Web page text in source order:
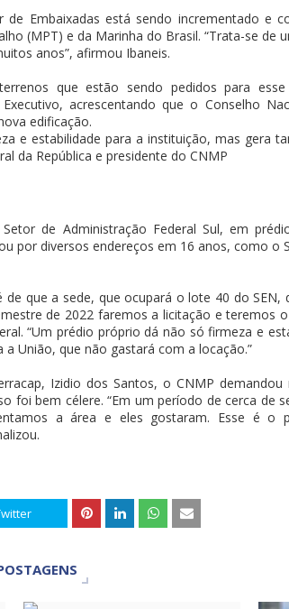
de Embaixadas está sendo incrementado e
(MPT) e da Marinha do Brasil. “Trata-se de
anos”, afirmou Ibaneis.
que estão sendo pedidos para
acrescentando que o Conselho
edificação.
e estabilidade para a instituição, mas gera
da República e presidente do CNMP
de Administração Federal Sul, em
por diversos endereços em 16 anos, como o
de que a sede, que ocupará o lote 40 do
de 2022 faremos a licitação e teremos
“Um prédio próprio dá não só firmeza e
União, que não gastará com a locação.”
Izidio dos Santos, o CNMP
foi bem célere. “Em um período de cerca de
a área e eles gostaram. Esse é o